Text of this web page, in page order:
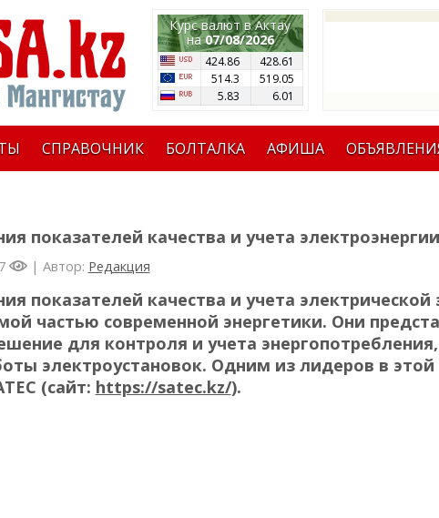
Курс валют в Актау
на07/08/2026
424.86
428.61
514.3
519.05
5.83
6.01
СПРАВОЧНИК БОЛТАЛКА АФИША
показателей качества и учета электроэнергии
| Автор: Редакция
показателей качества и учета электрической
частью современной энергетики. Они
для контроля и учета
электроустановок. Одним из лидеров в этой
(сайт: https://satec.kz/).